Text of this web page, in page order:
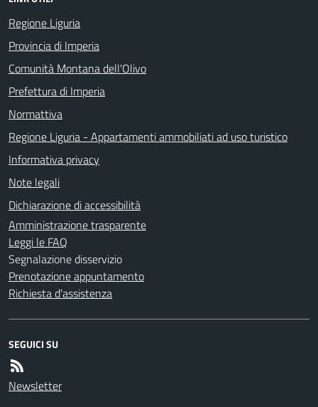
Regione Liguria
Provincia di Imperia
Comunità Montana dell'Olivo
Prefettura di Imperia
Normattiva
Regione Liguria - Appartamenti ammobiliati ad uso turistico
Informativa privacy
Note legali
Dichiarazione di accessibilità
Amministrazione trasparente
Leggi le FAQ
Segnalazione disservizio
Prenotazione appuntamento
Richiesta d'assistenza
SEGUICI SU
Newsletter